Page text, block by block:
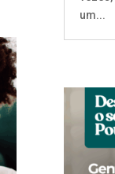
um...